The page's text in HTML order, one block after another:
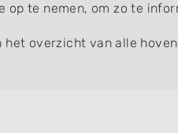
te nemen, om zo te
het overzicht van alle